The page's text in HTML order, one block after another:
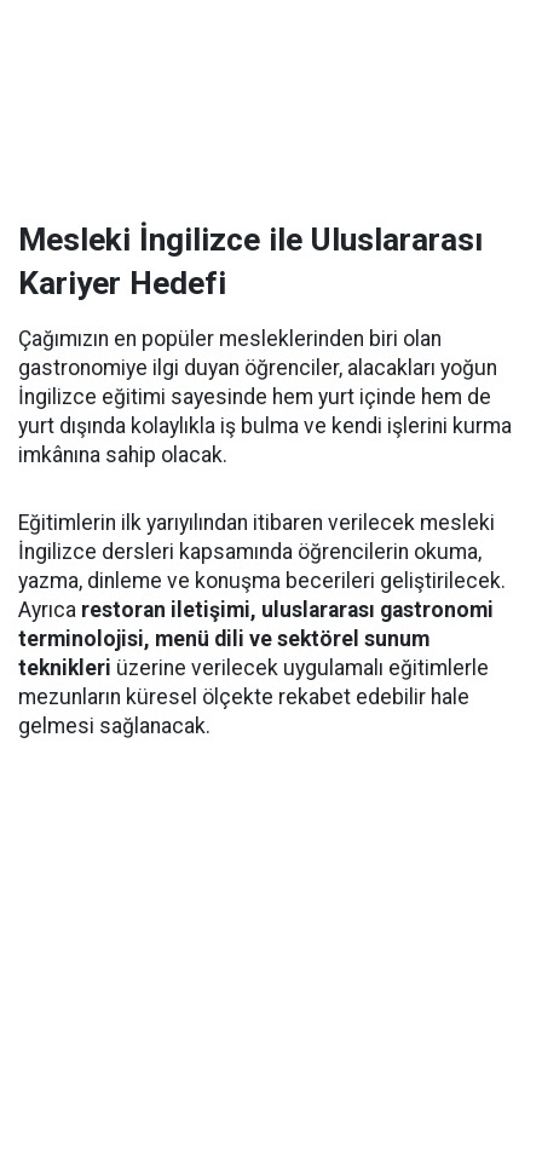
Mesleki İngilizce ile Uluslararası
Kariyer Hedefi
Çağımızın en popüler mesleklerinden biri olan
gastronomiye ilgi duyan öğrenciler, alacakları yoğun
İngilizce eğitimi sayesinde hem yurt içinde hem de
yurt dışında kolaylıkla iş bulma ve kendi işlerini kurma
imkânına sahip olacak.
Eğitimlerin ilk yarıyılından itibaren verilecek mesleki
İngilizce dersleri kapsamında öğrencilerin okuma,
yazma, dinleme ve konuşma becerileri geliştirilecek.
Ayrıca restoran iletişimi, uluslararası gastronomi
terminolojisi, menü dili ve sektörel sunum
teknikleri üzerine verilecek uygulamalı eğitimlerle
mezunların küresel ölçekte rekabet edebilir hale
gelmesi sağlanacak.